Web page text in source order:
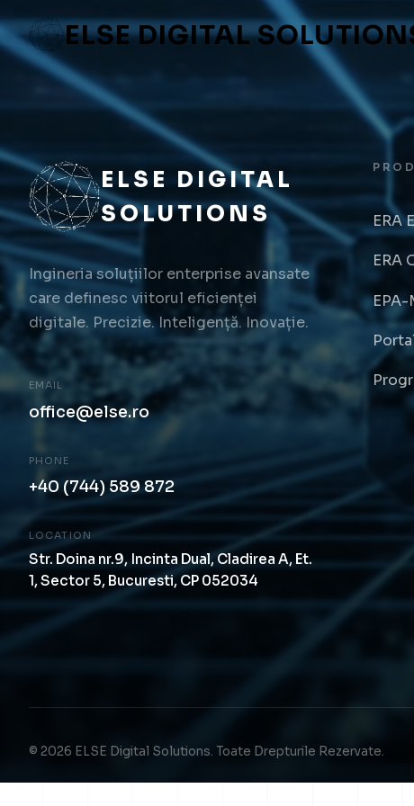
ELSE DIGITAL
ELSE DIGITAL
SOLUTIONS
Ingineria soluțiilor enterprise avansate
care definesc viitorul eficienței
digitale. Precizie. Inteligență. Inovație.
EMAIL
office@else.ro
PHONE
+40 (744) 589 872
LOCATION
Str. Doina nr.9, Incinta Dual, Cladirea A, Et.
1, Sector 5, Bucuresti, CP 052034
ERA
ERA
EPA-
© 2026 ELSE Digital Solutions. Toate Drepturile Rezervate.